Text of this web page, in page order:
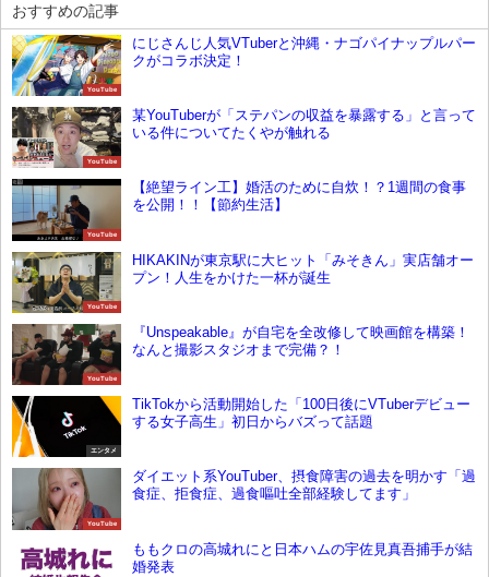
おすすめの記事
YouTube
にじさんじ人気VTuberと沖縄・ナゴパイナップルパー
クがコラボ決定！
YouTube
某YouTuberが「ステパンの収益を暴露する」と言って
いる件についてたくやが触れる
YouTube
【絶望ライン工】婚活のために自炊！？1週間の食事
を公開！！【節約生活】
YouTube
HIKAKINが東京駅に大ヒット「みそきん」実店舗オー
プン！人生をかけた一杯が誕生
YouTube
『Unspeakable』が自宅を全改修して映画館を構築！
なんと撮影スタジオまで完備？！
エンタメ
TikTokから活動開始した「100日後にVTuberデビュー
する女子高生」初日からバズって話題
YouTube
ダイエット系YouTuber、摂食障害の過去を明かす「過
食症、拒食症、過食嘔吐全部経験してます」
ももクロの高城れにと日本ハムの宇佐見真吾捕手が結
婚発表